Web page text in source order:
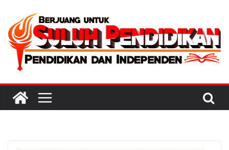
content